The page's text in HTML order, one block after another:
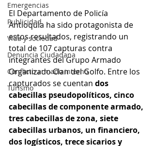
Emergencias
Publicidad
Vida y sociedad
Denuncia Ciudadana
Conflicto armado interno
Turismo
El Departamento de Policía
Antioquia ha sido protagonista de
estos resultados, registrando un
total de 107 capturas contra
integrantes del Grupo Armado
Organizado Clan del Golfo. Entre los
capturados se cuentan dos
cabecillas pseudopolíticos, cinco
cabecillas de componente armado,
tres cabecillas de zona, siete
cabecillas urbanos, un financiero,
dos logísticos, trece sicarios y